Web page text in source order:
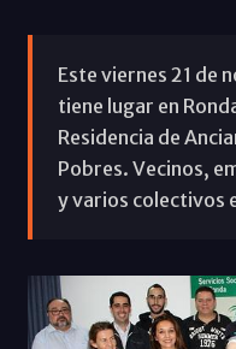
Este viernes 21 de
tiene lugar en
Residencia de
Pobres. Vecinos,
y varios colectivos